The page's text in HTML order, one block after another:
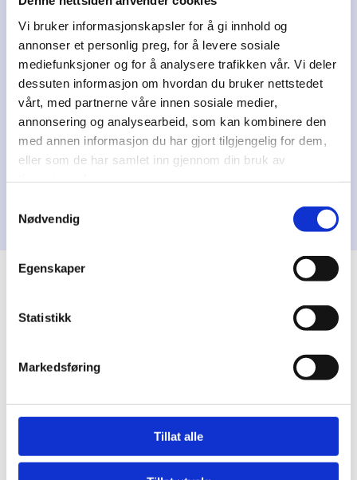
Vi bruker informasjonskapsler for å gi innhold og
annonser et personlig preg, for å levere sosiale
mediefunksjoner og for å analysere trafikken vår. Vi deler
dessuten informasjon om hvordan du bruker nettstedet
vårt, med partnerne våre innen sosiale medier,
annonsering og analysearbeid, som kan kombinere den
med annen informasjon du har gjort tilgjengelig for dem,
eller som de har samlet inn gjennom din bruk av
Nødvendig
Egenskaper
Statistikk
Markedsføring
Tillat alle
Se vår pakker?
Som medlem av Revisorforeningen får du derfor
gode priser på nettsider hos oss. Vi har levert
profesjonelle løsninger til mange av
Revisorforeningens medlemmer, og vet hva som
skal til for å styrke din bedrifts digitale
tilstedeværelse.